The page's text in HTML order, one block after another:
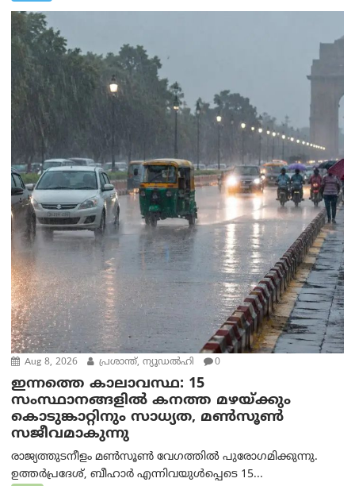
Aug 8, 2026 പ്രശാന്ത്, ന്യൂഡല്‍ഹി 0
ഇന്നത്തെ കാലാവസ്ഥ: 15
സംസ്ഥാനങ്ങളിൽ കനത്ത മഴയ്ക്കും
കൊടുങ്കാറ്റിനും സാധ്യത, മൺസൂൺ
സജീവമാകുന്നു
രാജ്യത്തുടനീളം മൺസൂൺ വേഗത്തിൽ പുരോഗമിക്കുന്നു.
ഉത്തർപ്രദേശ്, ബീഹാർ എന്നിവയുൾപ്പെടെ 15...